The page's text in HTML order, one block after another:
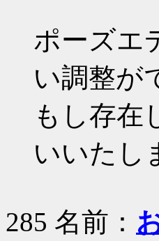
ポーズエ
い調整が
もし存在
いいたし
285 名前：